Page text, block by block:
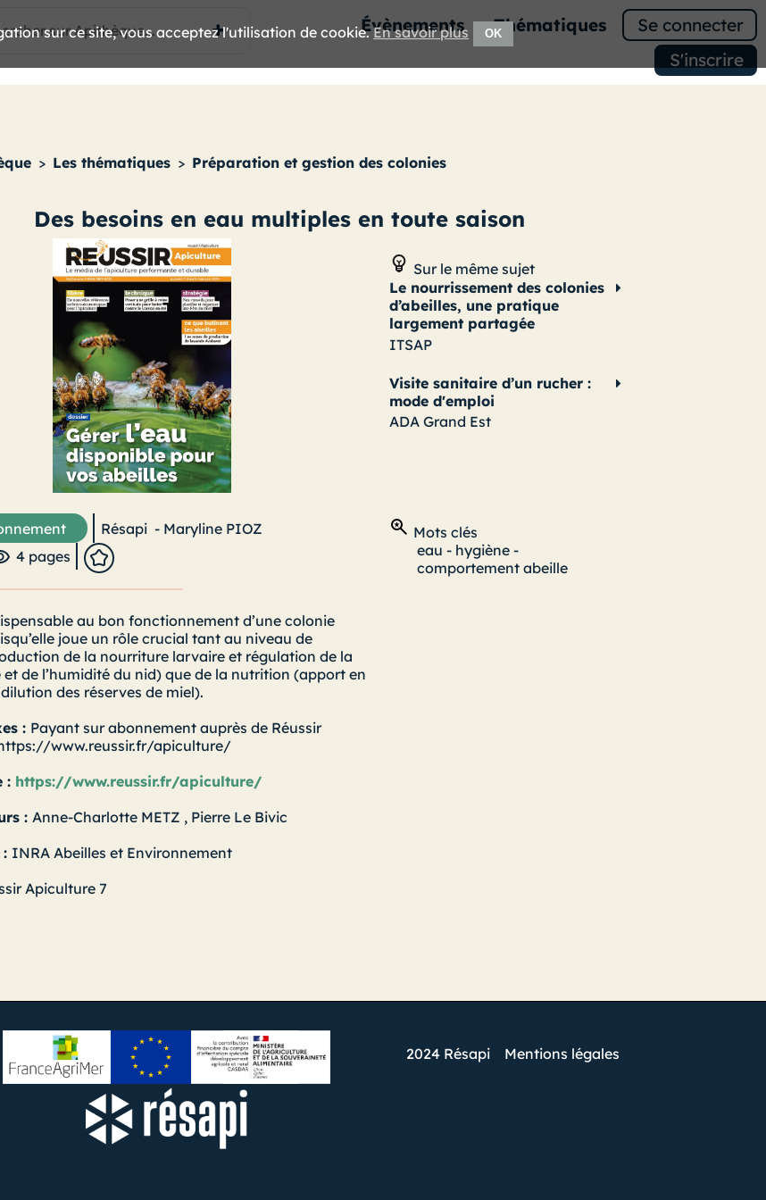
Évènements Thématiques
Se connecter
S'inscrire
> Les thématiques > Préparation et gestion des colonies
Des besoins en eau multiples en toute saison
Sur le même sujet
Le nourrissement des colonies
d’abeilles, une pratique
largement partagée
ITSAP
Visite sanitaire d’un rucher :
mode d'emploi
ADA Grand Est
Résapi - Maryline PIOZ
4 pages
Mots clés
eau - hygiène-
comportement abeille
au bon fonctionnement d’une colonie
joue un rôle crucial tant au niveau de
de la nourriture larvaire et régulation de la
de l’humidité du nid) que de la nutrition (apport en
des réserves de miel).
: Payant sur abonnement auprès de Réussir
www.reussir.fr/apiculture/
: https://www.reussir.fr/apiculture/
: Anne-Charlotte METZ , Pierre Le Bivic
INRA Abeilles et Environnement
Apiculture 7
2024 Résapi Mentions légales
sur ce site, vous acceptez l'utilisation de cookie.En savoir plus OK